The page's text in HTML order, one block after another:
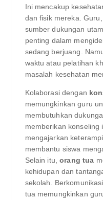
Ini mencakup
dan fisik mereka.
sumber dukungan
penting dalam
sedang berjuang.
waktu atau pelatihan
masalah kesehatan
Kolaborasi dengan
memungkinkan guru
membutuhkan
memberikan konseling
mengajarkan
membantu siswa
Selain itu,orang tua
kehidupan dan
sekolah.
tua memungkinkan